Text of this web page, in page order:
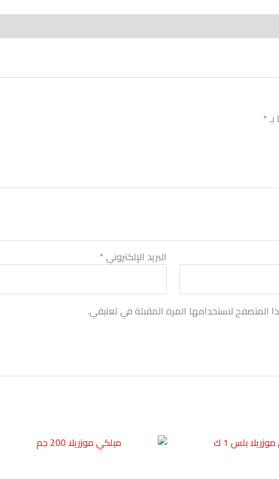
*
البريد الإلكتروني*
المتصفح لاستخدامها المرة المقبلة في تعليقي.